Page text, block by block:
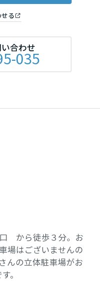
る
合わせ
035
から徒歩３分。お
場はございませんの
んの立体駐車場がお
。